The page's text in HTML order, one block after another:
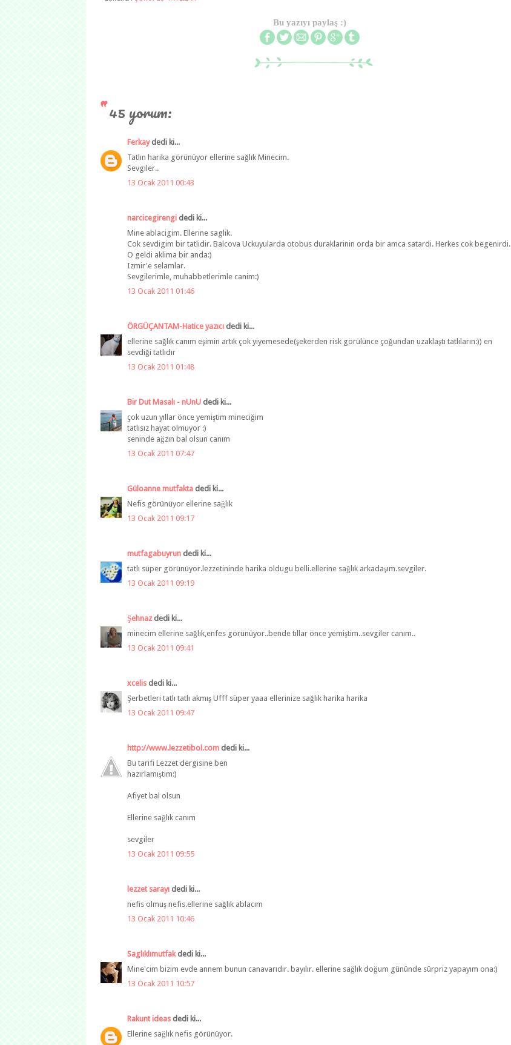
Bu yazıyı paylaş :)
45 yorum:
Ferkaydedi ki...
Tatlın harika görünüyor ellerine sağlık Minecim.
Sevgiler..
13 Ocak 2011 00:43
narcicegirengi dedi ki...
Mine ablacigim. Ellerine saglik.
Cok sevdigim bir tatlidir. Balcova Uckuyularda otobus duraklarinin orda bir amca satardi. Herkes cok begenirdi.
O geldi aklima bir anda:)
Izmir'e selamlar.
Sevgilerimle, muhabbetlerimle canim:)
13 Ocak 2011 01:46
ÖRGÜÇANTAM-Hatice yazıcı dedi ki...
ellerine sağlık canım eşimin artık çok yiyemesede(şekerden risk görülünce çoğundan uzaklaştı tatlıların:)) en
sevdiği tatlıdır
13 Ocak 2011 01:48
Bir Dut Masalı - nUnU dedi ki...
çok uzun yıllar önce yemiştim mineciğim
tatlısız hayat olmuyor :)
seninde ağzın bal olsun canım
13 Ocak 2011 07:47
Güloanne mutfakta dedi ki...
Nefis görünüyor ellerine sağlık
13 Ocak 2011 09:17
mutfagabuyrun dedi ki...
tatlı süper görünüyor.lezzetininde harika oldugu belli.ellerine sağlık arkadaşım.sevgiler.
13 Ocak 2011 09:19
Şehnaz dedi ki...
minecim ellerine sağlık,enfes görünüyor..bende tıllar önce yemiştim..sevgiler canım..
13 Ocak 2011 09:41
xcelis dedi ki...
Şerbetleri tatlı tatlı akmış Ufff süper yaaa ellerinize sağlık harika harika
13 Ocak 2011 09:47
http://www.lezzetibol.com dedi ki...
Bu tarifi Lezzet dergisine ben
hazırlamıştım:)
Afiyet bal olsun
Ellerine sağlık canım
sevgiler
13 Ocak 2011 09:55
lezzet sarayı dedi ki...
nefis olmuş nefis.ellerine sağlık ablacım
13 Ocak 2011 10:46
Saglıklımutfakdedi ki...
Mine'cim bizim evde annem bunun canavarıdır. bayılır. ellerine sağlık doğum gününde sürpriz yapayım ona:)
13 Ocak 2011 10:57
Rakunt ideas dedi ki...
Ellerine sağlık nefis görünüyor.